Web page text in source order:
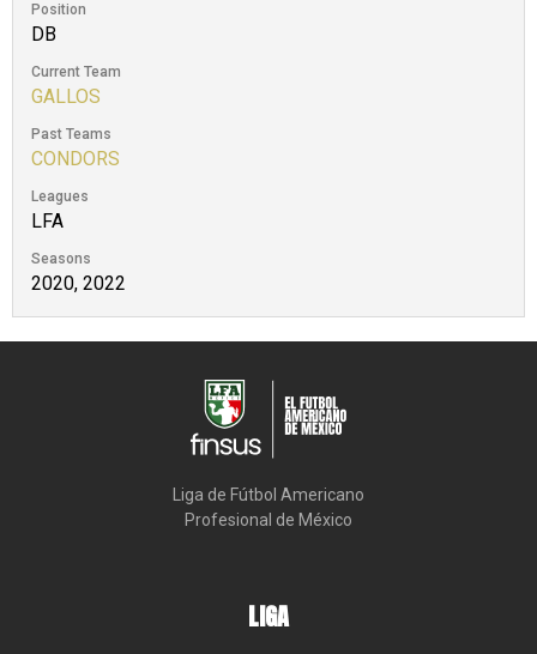
Position
DB
Current Team
GALLOS
Past Teams
CONDORS
Leagues
LFA
Seasons
2020, 2022
Liga de Fútbol Americano
Profesional de México
LIGA